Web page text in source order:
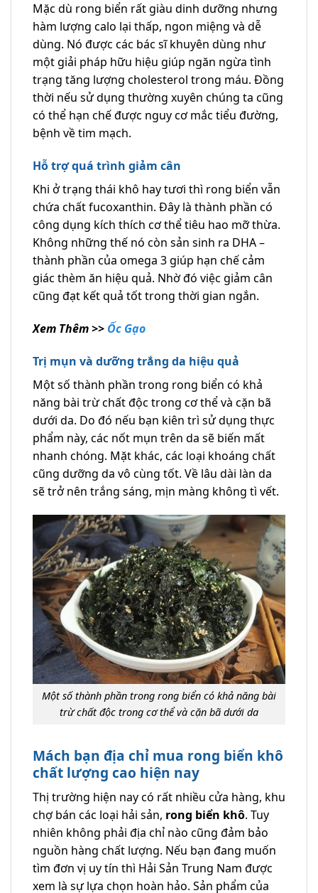
Mặc dù rong biển rất giàu dinh dưỡng nhưng
hàm lượng calo lại thấp, ngon miệng và dễ
dùng. Nó được các bác sĩ khuyên dùng như
một giải pháp hữu hiệu giúp ngăn ngừa tình
trạng tăng lượng cholesterol trong máu. Đồng
thời nếu sử dụng thường xuyên chúng ta cũng
có thể hạn chế được nguy cơ mắc tiểu đường,
bệnh về tim mạch.
Hỗ trợ quá trình giảm cân
Khi ở trạng thái khô hay tươi thì rong biển vẫn
chứa chất fucoxanthin. Đây là thành phần có
công dụng kích thích cơ thể tiêu hao mỡ thừa.
Không những thế nó còn sản sinh ra DHA –
thành phần của omega 3 giúp hạn chế cảm
giác thèm ăn hiệu quả. Nhờ đó việc giảm cân
cũng đạt kết quả tốt trong thời gian ngắn.
Xem Thêm >> Ốc Gạo
Trị mụn và dưỡng trắng da hiệu quả
Một số thành phần trong rong biển có khả
năng bài trừ chất độc trong cơ thể và cặn bã
dưới da. Do đó nếu bạn kiên trì sử dụng thực
phẩm này, các nốt mụn trên da sẽ biến mất
nhanh chóng. Mặt khác, các loại khoáng chất
cũng dưỡng da vô cùng tốt. Về lâu dài làn da
sẽ trở nên trắng sáng, mịn màng không tì vết.
Một số thành phần trong rong biển có khả năng bài
trừ chất độc trong cơ thể và cặn bã dưới da
Mách bạn địa chỉ mua rong biển khô
chất lượng cao hiện nay
Thị trường hiện nay có rất nhiều cửa hàng, khu
chợ bán các loại hải sản, rong biển khô. Tuy
nhiên không phải địa chỉ nào cũng đảm bảo
nguồn hàng chất lượng. Nếu bạn đang muốn
tìm đơn vị uy tín thì Hải Sản Trung Nam được
xem là sự lựa chọn hoàn hảo. Sản phẩm của